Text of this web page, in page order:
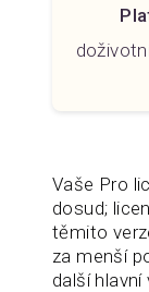
Vaše Pro
dosud;
těmito
za menší
další